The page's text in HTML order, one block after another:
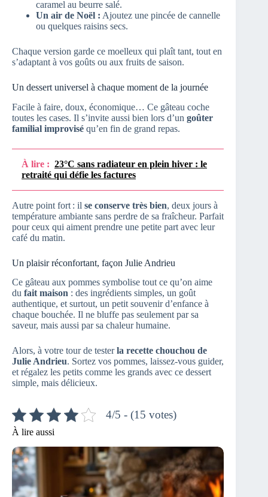
caramel au beurre salé.
Un air de Noël : Ajoutez une pincée de cannelle
ou quelques raisins secs.
Chaque version garde ce moelleux qui plaît tant, tout en
s’adaptant à vos goûts ou aux fruits de saison.
Un dessert universel à chaque moment de la journée
Facile à faire, doux, économique… Ce gâteau coche
toutes les cases. Il s’invite aussi bien lors d’un goûter
familial improvisé qu’en fin de grand repas.
À lire : 23°C sans radiateur en plein hiver : le
retraité qui défie les factures
Autre point fort : il se conserve très bien, deux jours à
température ambiante sans perdre de sa fraîcheur. Parfait
pour ceux qui aiment prendre une petite part avec leur
café du matin.
Un plaisir réconfortant, façon Julie Andrieu
Ce gâteau aux pommes symbolise tout ce qu’on aime
du fait maison : des ingrédients simples, un goût
authentique, et surtout, un petit souvenir d’enfance à
chaque bouchée. Il ne bluffe pas seulement par sa
saveur, mais aussi par sa chaleur humaine.
Alors, à votre tour de testerla recette chouchou de
Julie Andrieu. Sortez vos pommes, laissez-vous guider,
et régalez les petits comme les grands avec ce dessert
simple, mais délicieux.
4/5 - (15 votes)
À lire aussi